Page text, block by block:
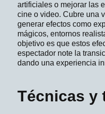
artificiales o mejorar las
cine o video. Cubre una
generar efectos como
mágicos, entornos
objetivo es que estos
espectador note la
dando una experiencia
Técnicas y